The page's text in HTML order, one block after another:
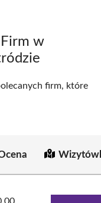
w
firm, które